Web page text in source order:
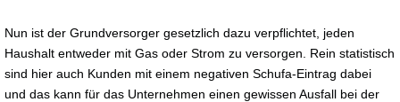
Nun ist der Grundversorger gesetzlich dazu verpflichtet, jeden
Haushalt entweder mit Gas oder Strom zu versorgen. Rein statistisch
sind hier auch Kunden mit einem negativen Schufa-Eintrag dabei
und das kann für das Unternehmen einen gewissen Ausfall bei der